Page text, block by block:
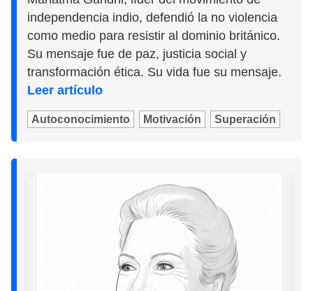
independencia indio, defendió la no violencia
como medio para resistir al dominio británico.
Su mensaje fue de paz, justicia social y
transformación ética. Su vida fue su mensaje.
Leer artículo
Autoconocimiento Motivación Superación